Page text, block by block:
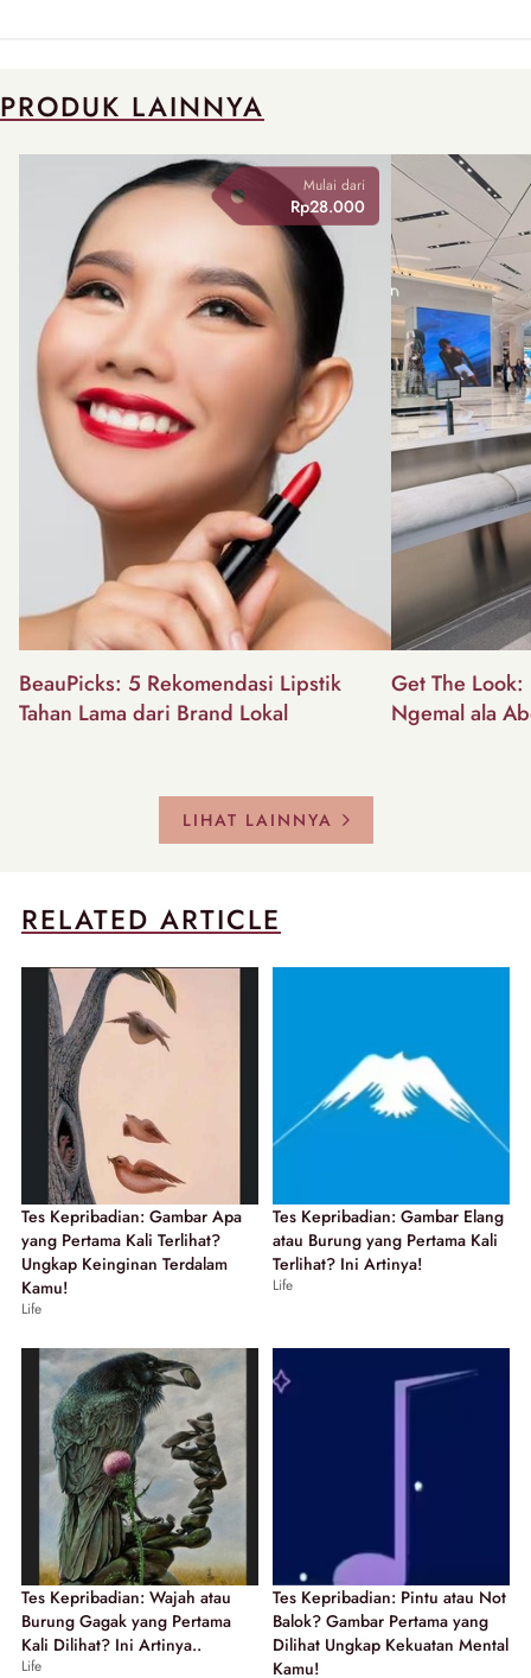
PRODUK LAINNYA
Mulai dari
Rp28.000
BeauPicks: 5 Rekomendasi Lipstik
Tahan Lama dari Brand Lokal
Get The
Ngemal ala
LIHAT LAINNYA
RELATED ARTICLE
Tes Kepribadian: Gambar Apa
yang Pertama Kali Terlihat?
Ungkap Keinginan Terdalam
Kamu!
Life
Tes Kepribadian: Gambar Elang
atau Burung yang Pertama Kali
Terlihat? Ini Artinya!
Life
Tes Kepribadian: Wajah atau
Burung Gagak yang Pertama
Kali Dilihat? Ini Artinya..
Life
Tes Kepribadian: Pintu atau Not
Balok? Gambar Pertama yang
Dilihat Ungkap Kekuatan Mental
Kamu!